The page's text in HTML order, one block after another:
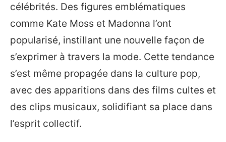
célébrités. Des figures emblématiques
comme Kate Moss et Madonna l’ont
popularisé, instillant une nouvelle façon de
s’exprimer à travers la mode. Cette tendance
s’est même propagée dans la culture pop,
avec des apparitions dans des films cultes et
des clips musicaux, solidifiant sa place dans
l’esprit collectif.